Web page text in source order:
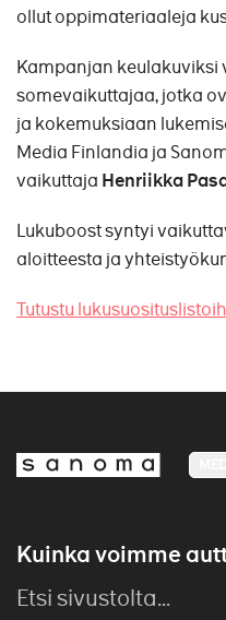
ollut oppimateriaaleja
Kampanjan keulakuviksi
somevaikuttajaa, jotka
ja kokemuksiaan
Media Finlandia ja
vaikuttaja Henriikka
Lukuboost syntyi
aloitteesta ja
Tutustu
Kuinka voimme